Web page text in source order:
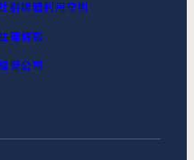
群媒體利用守則
宿條款
營公司